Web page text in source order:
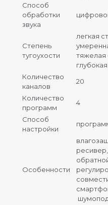
Способ
обработки
звука
Степень
тугоухости
легкая
тяжелая
Количество
каналов
20
Количество
программ
4
Способ
настройки
Особенности